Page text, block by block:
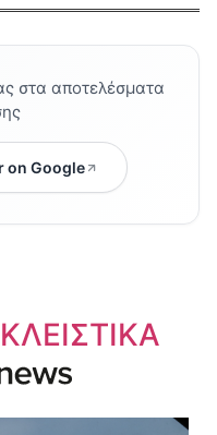
στα αποτελέσματα
on Google